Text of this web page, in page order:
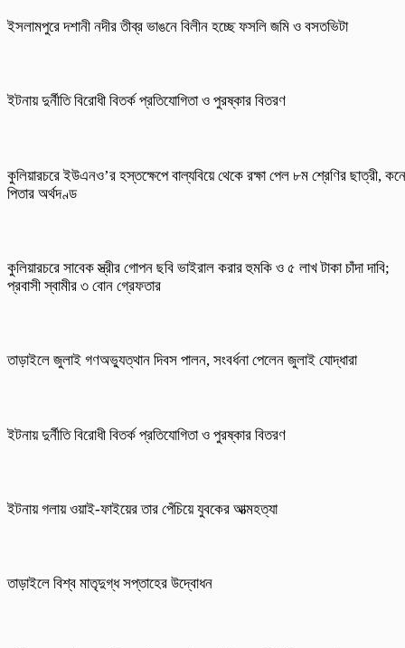
ইসলামপুরে দশানী নদীর তীব্র ভাঙনে বিলীন হচ্ছে ফসলি জমি ও বসতভিটা
ইটনায় দুর্নীতি বিরোধী বিতর্ক প্রতিযোগিতা ও পুরষ্কার বিতরণ
কুলিয়ারচরে ইউএনও’র হস্তক্ষেপে বাল্যবিয়ে থেকে রক্ষা পেল ৮ম শ্রেণির ছাত্রী,
পিতার অর্থদণ্ড
কুলিয়ারচরে সাবেক স্ত্রীর গোপন ছবি ভাইরাল করার হুমকি ও ৫ লাখ টাকা চাঁদা দাবি;
প্রবাসী স্বামীর ৩ বোন গ্রেফতার
তাড়াইলে জুলাই গণঅভ্যুত্থান দিবস পালন, সংবর্ধনা পেলেন জুলাই যোদ্ধারা
ইটনায় দুর্নীতি বিরোধী বিতর্ক প্রতিযোগিতা ও পুরষ্কার বিতরণ
ইটনায় গলায় ওয়াই-ফাইয়ের তার পেঁচিয়ে যুবকের আত্মহত্যা
তাড়াইলে বিশ্ব মাতৃদুগ্ধ সপ্তাহের উদ্বোধন